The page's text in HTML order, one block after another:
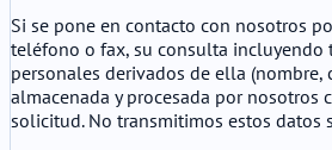
Si se pone en contacto con nosotros
teléfono o fax, su consulta incluyendo
personales derivados de ella (nombre,
almacenada y procesada por nosotros
solicitud. No transmitimos estos datos